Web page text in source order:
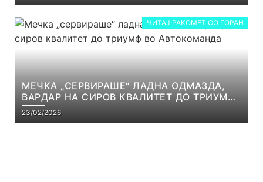
ЧИТАЈ РАКОМЕТ СО ГОРАН
МЕЧКА „СЕРВИРАШЕ“ ЛАДНА ОДМАЗДА,
ВАРДАР НА СИРОВ КВАЛИТЕТ ДО ТРИУМФ
ВО АВТОКОМАНДА
23/02/2026